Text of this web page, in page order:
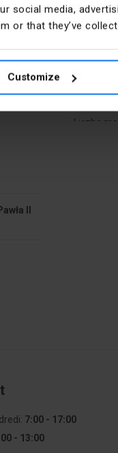
social media,
or that they’ve
Customize
Pièces
Liczba
II
7:00 - 17:00
- 13:00